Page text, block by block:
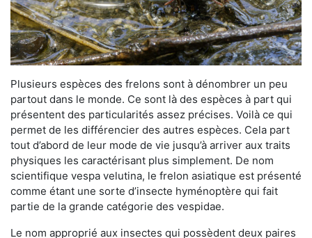
Plusieurs espèces des frelons sont à dénombrer un peu
partout dans le monde. Ce sont là des espèces à part qui
présentent des particularités assez précises. Voilà ce qui
permet de les différencier des autres espèces. Cela part
tout d’abord de leur mode de vie jusqu’à arriver aux traits
physiques les caractérisant plus simplement. De nom
scientifique vespa velutina, le frelon asiatique est présenté
comme étant une sorte d’insecte hyménoptère qui fait
partie de la grande catégorie des vespidae.
Le nom approprié aux insectes qui possèdent deux paires